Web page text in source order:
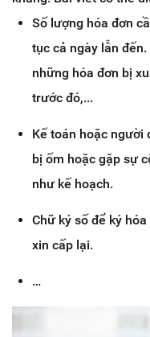
Số lượng hóa đơn
tục cả ngày lẫn
những hóa đơn bị
trước đó,...
Kế toán hoặc người
bị ốm hoặc gặp sự
như kế hoạch.
Chữ ký số để ký
xin cấp lại.
…